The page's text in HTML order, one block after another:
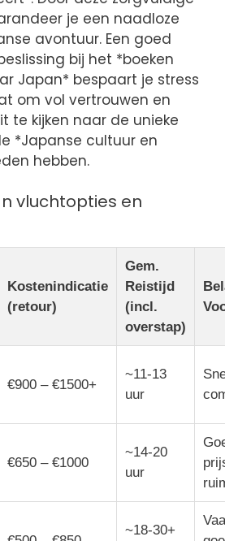
je een naadloze
avontuur. Een goed
bij het *boeken
Japan* bespaart je stress
om vol vertrouwen en
te kijken naar de unieke
*Japanse cultuur en
hebben.
vluchtopties en
Kostenindicatie
(retour)
Gem.
Reistijd
(incl.
overstap)
€900 – €1500+
~11-13
uur
€650 – €1000
~14-20
uur
~18-30+